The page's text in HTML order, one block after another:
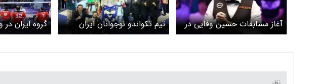
آغاز مسابقات حسین وفایی در
مقدماتی اسنوکر قهرمانی جهان
تیم تکواندو نوجوانان ایران
نایب قهرمان جهان شد
گروه ایران در
قهرمانی